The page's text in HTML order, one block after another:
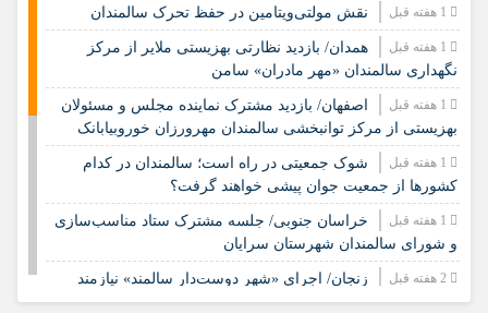
نقش مولتی‌ویتامین در حفظ تحرک سالمندان
همدان/ بازدید نظارتی بهزیستی ملایر از مرکز
نگهداری سالمندان «مهر مادران» سامن
اصفهان/ بازدید مشترک نماینده مجلس و مسئولان
بهزیستی از مرکز توانبخشی سالمندان مهرورزان خوروبیابانک
شوک جمعیتی در راه است؛ سالمندان در کدام
کشورها از جمعیت جوان پیشی خواهند گرفت؟
خراسان جنوبی/ جلسه مشترک ستاد مناسب‌سازی
و شورای سالمندان شهرستان سرایان
زنجان/ اجرای «شهر دوست‌دار سالمند» نیازمند
مشارکت همه دستگاه‌هاست